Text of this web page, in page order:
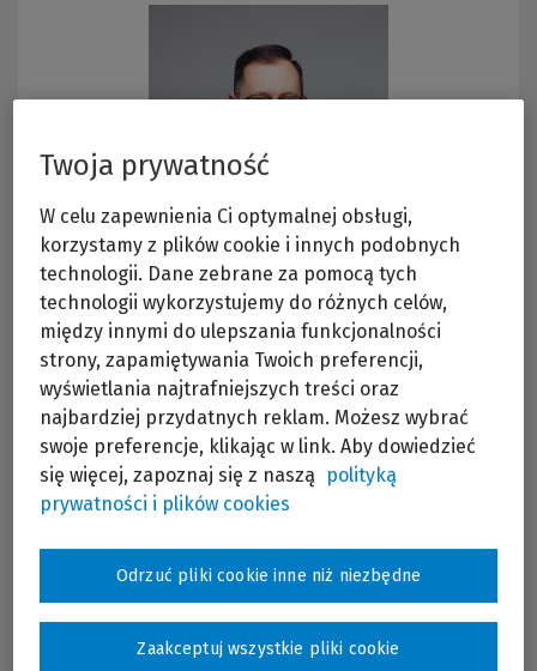
Adwokat. Specjalizuje się w doradztwie prawnym i
finansowym związanym z zarządzaniem płynnością
finansową w sytuacjach nadzwyczajnych, w
szczególności z wykorzystaniem instrumentów
prawa upadłościowego i restrukturyzacyjnego.
Posiada także szerokie doświadczenie w dziedzinie
prawa handlowego.
Jego wieloletnie doświadczenie obejmuje w
prowadzących działalność gospodarczą (w formie
spółek prawa handlowego oraz indywidualnie),
syndyków oraz doradców restrukturyzacyjnych. W
giełdowym. Zrealizował projekty obejmujące m.in.
Twoja prywatność
W celu zapewnienia Ci optymalnej obsługi,
korzystamy z plików cookie i innych podobnych
technologii. Dane zebrane za pomocą tych
technologii wykorzystujemy do różnych celów,
między innymi do ulepszania funkcjonalności
strony, zapamiętywania Twoich preferencji,
wyświetlania najtrafniejszych treści oraz
najbardziej przydatnych reklam. Możesz wybrać
swoje preferencje, klikając w link. Aby dowiedzieć
się więcej, zapoznaj się z naszą
polityką
prywatności i plików cookies
Odrzuć pliki cookie inne niż niezbędne
Zaakceptuj wszystkie pliki cookie